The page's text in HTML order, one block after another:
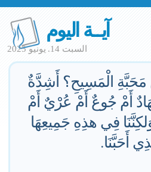
آيــة اليوم
السبت 14. يونيو 2025
الْمَسِيحِ؟ أَشِدَّةٌ
أَمْ جُوعٌ أَمْ عُرْيٌ أَمْ
فِي هذِهِ جَمِيعِهَا
أَحَبَّنَا.